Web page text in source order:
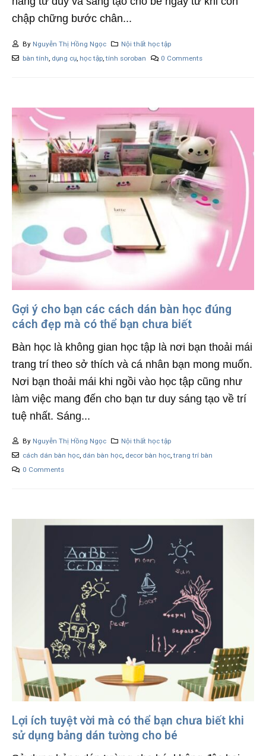
chập chững bước chân...
By Nguyễn Thị Hồng Ngọc
Nội thất học tập
bàn tính dụng cụ, học tập,tính soroban 0 Comments
Gợi ý cho bạn các cách dán bàn học đúng
cách đẹp mà có thể bạn chưa biết
Bàn học là không gian học tập là nơi bạn thoải mái
trang trí theo sở thích và cá nhân bạn mong muốn.
Nơi bạn thoải mái khi ngồi vào học tập cũng như
làm việc mang đến cho bạn tư duy sáng tạo về trí
tuệ nhất. Sáng...
By Nguyễn Thị Hồng Ngọc
Nội thất học tập
cách dán bàn học, dán bàn học, decor bàn học,trang trí bàn
0 Comments
Lợi ích tuyệt vời mà có thể bạn chưa biết khi
sử dụng bảng dán tường cho bé